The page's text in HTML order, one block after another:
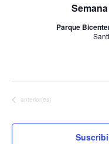
Parque
Eventos
anterior(es)